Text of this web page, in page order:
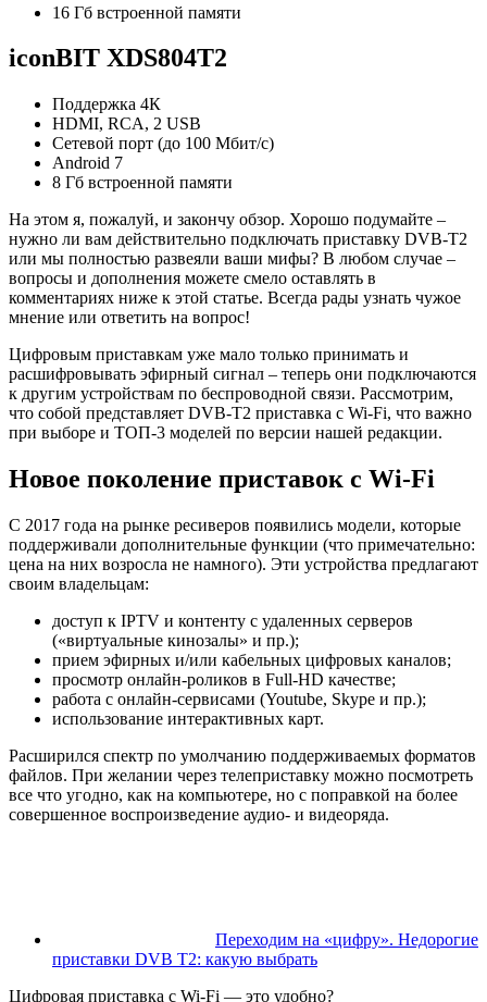
16 Гб встроенной памяти
iconBIT XDS804T2
Поддержка 4К
HDMI, RCA, 2 USB
Сетевой порт (до 100 Мбит/с)
Android 7
8 Гб встроенной памяти
На этом я, пожалуй, и закончу обзор. Хорошо подумайте –
нужно ли вам действительно подключать приставку DVB-T2
или мы полностью развеяли ваши мифы? В любом случае –
вопросы и дополнения можете смело оставлять в
комментариях ниже к этой статье. Всегда рады узнать чужое
мнение или ответить на вопрос!
Цифровым приставкам уже мало только принимать и
расшифровывать эфирный сигнал – теперь они подключаются
к другим устройствам по беспроводной связи. Рассмотрим,
что собой представляет DVB-T2 приставка с Wi-Fi, что важно
при выборе и ТОП-3 моделей по версии нашей редакции.
Новое поколение приставок с Wi-Fi
С 2017 года на рынке ресиверов появились модели, которые
поддерживали дополнительные функции (что примечательно:
цена на них возросла не намного). Эти устройства предлагают
своим владельцам:
доступ к IPTV и контенту с удаленных серверов
(«виртуальные кинозалы» и пр.);
прием эфирных и/или кабельных цифровых каналов;
просмотр онлайн-роликов в Full-HD качестве;
работа с онлайн-сервисами (Youtube, Skype и пр.);
использование интерактивных карт.
Расширился спектр по умолчанию поддерживаемых форматов
файлов. При желании через телеприставку можно посмотреть
все что угодно, как на компьютере, но с поправкой на более
совершенное воспроизведение аудио- и видеоряда.
Переходим на «цифру». Недорогие
приставки DVB T2: какую выбрать
Цифровая приставка с Wi-Fi — это удобно?